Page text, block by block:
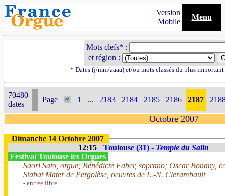
Version
Mobile
Menu
Mots clefs* :
et région :
* Dates (j/mm/aaaa) et/ou mots classés du plus
70480
dates
Page 1 ... 2183 2184 2185 2186 2187
Octobre 2007
Dimanche 14 Octobre 2007
12:15
Toulouse (31) - Temple du Salin
Festival Toulouse les Orgues
Saori Sato, orgue; Bénédicte Faber, soprano; Oscar Bonany,
Stabat Mater de Pergolèse, oeuvres de L.-N. Clerambault
- entrée libre